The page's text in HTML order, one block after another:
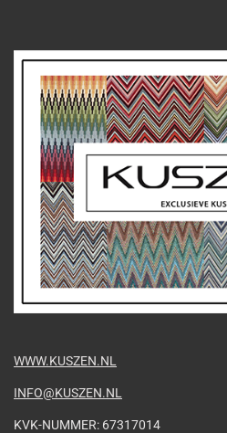
WWW.KUSZEN.NL
INFO@KUSZEN.NL
KVK-NUMMER: 67317014